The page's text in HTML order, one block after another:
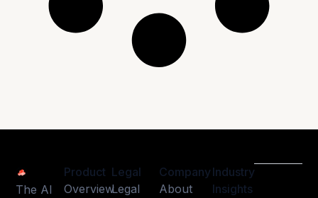
The AI
Product
Overview
Legal
Legal
Company
About
Industry
Insights